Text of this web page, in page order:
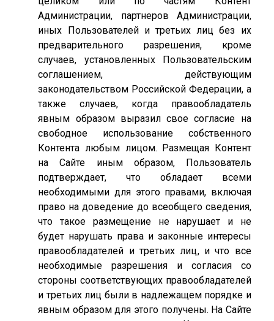
Администрации, партнеров Администрации,
иных Пользователей и третьих лиц без их
предварительного разрешения, кроме
случаев, установленных Пользовательским
соглашением, действующим
законодательством Российской Федерации, а
также случаев, когда правообладатель
явным образом выразил свое согласие на
свободное использование собственного
Контента любым лицом. Размещая Контент
на Сайте иным образом, Пользователь
подтверждает, что обладает всеми
необходимыми для этого правами, включая
право на доведение до всеобщего сведения,
что такое размещение не нарушает и не
будет нарушать права и законные интересы
правообладателей и третьих лиц, и что все
необходимые разрешения и согласия со
стороны соответствующих правообладателей
и третьих лиц были в надлежащем порядке и
явным образом для этого получены. На Сайте